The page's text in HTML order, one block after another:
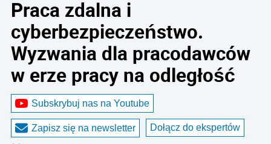
Praca zdalna i
cyberbezpieczeństwo.
Wyzwania dla pracodawców
w erze pracy na odległość
Subskrybuj nas na Youtube
Zapisz się na newsletter Dołącz do ekspertów